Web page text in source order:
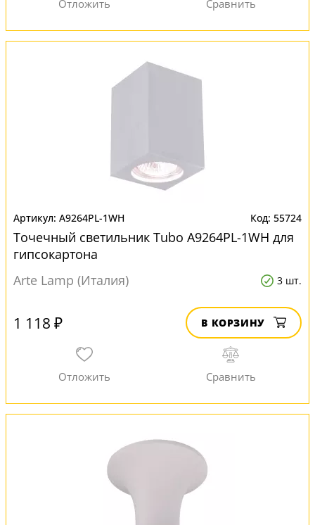
A9264PL-1WH 55724
Точечный светильник Tubo A9264PL-1WH для
гипсокартона
Arte Lamp (Италия)
3 шт.
1 118 ₽ В КОРЗИНУ